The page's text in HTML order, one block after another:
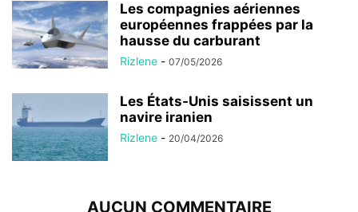
Les compagnies aériennes
européennes frappées par la
hausse du carburant
Rizlene - 07/05/2026
Les États-Unis saisissent un
navire iranien
Rizlene - 20/04/2026
AUCUN COMMENTAIRE